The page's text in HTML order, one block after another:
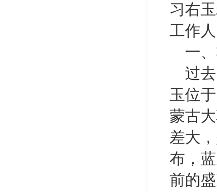
习右
工作
一
过
玉位
蒙古
差大
布，
前的